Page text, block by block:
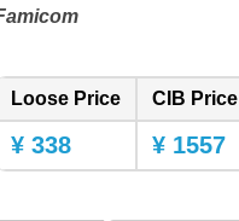
Loose Price CIB Price
¥ 338 ¥ 1557